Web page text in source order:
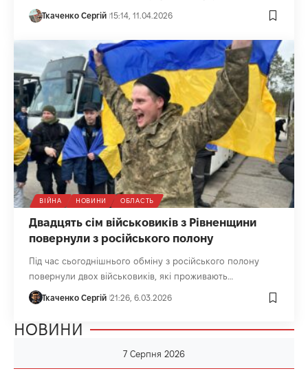
Ткаченко Сергій 15:14, 11.04.2026
ВІЙНА НОВИНИ ОБЛАСТЬ
Двадцять сім військовиків з Рівненщини
повернули з російського полону
Під час сьогоднішнього обміну з російського полону
повернули двох військовиків, які проживають…
Ткаченко Сергій 21:26, 6.03.2026
НОВИНИ
7 Серпня 2026